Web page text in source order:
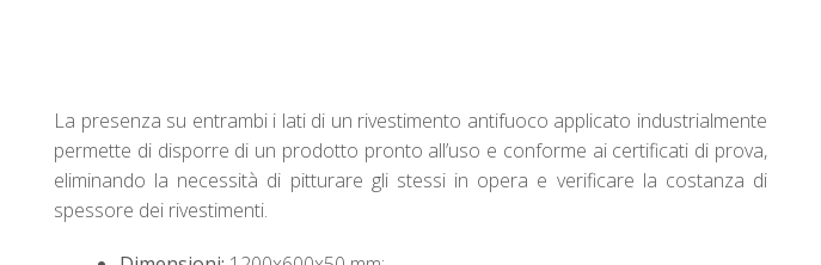
La presenza su entrambi i lati di un rivestimento antifuoco applicato industrialmente
permette di disporre di un prodotto pronto all’uso e conforme ai certificati di prova,
eliminando la necessità di pitturare gli stessi in opera e verificare la costanza di
spessore dei rivestimenti.